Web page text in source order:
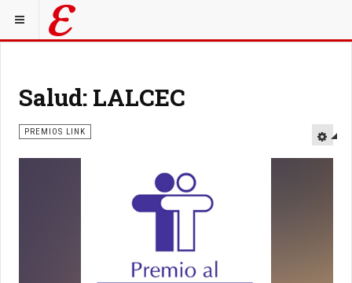
Salud: LALCEC
PREMIOS LINK